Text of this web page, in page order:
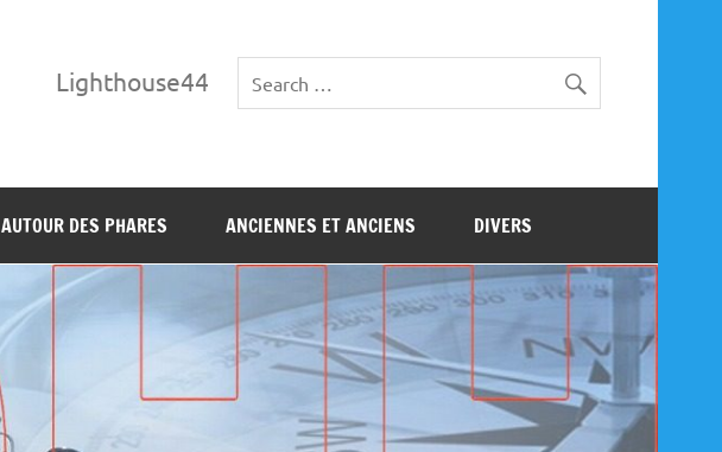
Lighthouse44
AUTOUR DES PHARES ANCIENNES ET ANCIENS DIVERS